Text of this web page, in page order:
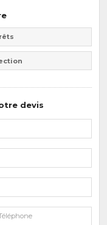
devis